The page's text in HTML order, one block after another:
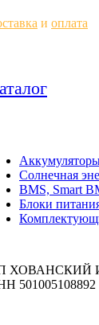
и оплата
Солнечная
BMS, Smart
Блоки
ХОВАНСКИЙ
501005108892